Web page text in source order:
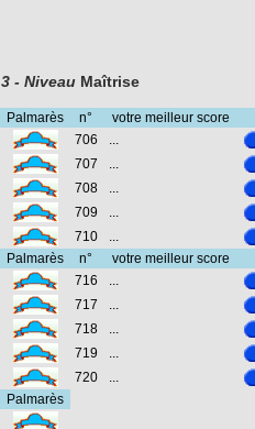
3 - Niveau Maîtrise
Palmarès
n° votre meilleur score
706
...
707
...
708
...
709
...
710
...
Palmarès
n° votre meilleur score
716
...
717
...
718
...
719
...
720
...
Palmarès